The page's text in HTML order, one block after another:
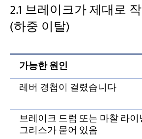
2.1 브레이크가 제대로
(하중 이탈)
가능한 원인
레버 경첩이 걸렸습니다
브레이크 드럼 또는 마찰 라
그리스가 묻어 있음